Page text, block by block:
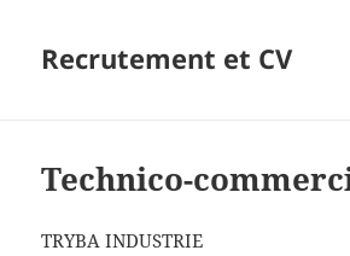
Recrutement et CV
Technico-
TRYBA INDUSTRIE